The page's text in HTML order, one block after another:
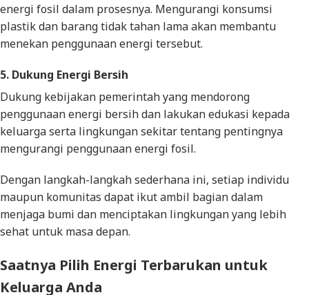
energi fosil dalam prosesnya. Mengurangi konsumsi
plastik dan barang tidak tahan lama akan membantu
menekan penggunaan energi tersebut.
5. Dukung Energi Bersih
Dukung kebijakan pemerintah yang mendorong
penggunaan energi bersih dan lakukan edukasi kepada
keluarga serta lingkungan sekitar tentang pentingnya
mengurangi penggunaan energi fosil.
Dengan langkah-langkah sederhana ini, setiap individu
maupun komunitas dapat ikut ambil bagian dalam
menjaga bumi dan menciptakan lingkungan yang lebih
sehat untuk masa depan.
Saatnya Pilih Energi Terbarukan untuk
Keluarga Anda